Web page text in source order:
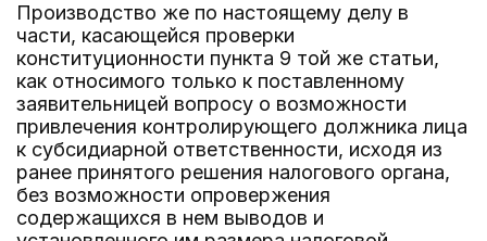
Производство же по настоящему делу в
части, касающейся проверки
конституционности пункта 9 той же статьи,
как относимого только к поставленному
заявительницей вопросу о возможности
привлечения контролирующего должника лица
к субсидиарной ответственности, исходя из
ранее принятого решения налогового органа,
без возможности опровержения
содержащихся в нем выводов и